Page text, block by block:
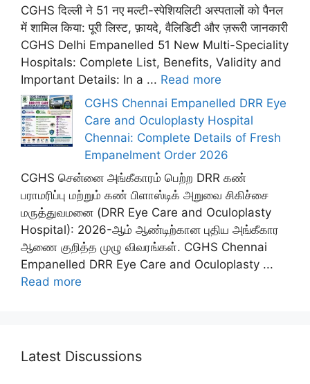
CGHS दिल्ली ने 51 नए मल्टी-स्पेशियलिटी अस्पतालों को पैनल
में शामिल किया: पूरी लिस्ट, फ़ायदे, वैलिडिटी और ज़रूरी जानकारी
CGHS Delhi Empanelled 51 New Multi-Speciality
Hospitals: Complete List, Benefits, Validity and
Important Details: In a ... Read more
CGHS Chennai Empanelled DRR Eye
Care and Oculoplasty Hospital
Chennai: Complete Details of Fresh
Empanelment Order 2026
CGHS சென்னை அங்கீகாரம் பெற்ற DRR கண்
பராமரிப்பு மற்றும் கண் பிளாஸ்டிக் அறுவை சிகிச்சை
மருத்துவமனை (DRR Eye Care and Oculoplasty
Hospital): 2026-ஆம் ஆண்டிற்கான புதிய அங்கீகார
ஆணை குறித்த முழு விவரங்கள். CGHS Chennai
Empanelled DRR Eye Care and Oculoplasty ...
Read more
Latest Discussions